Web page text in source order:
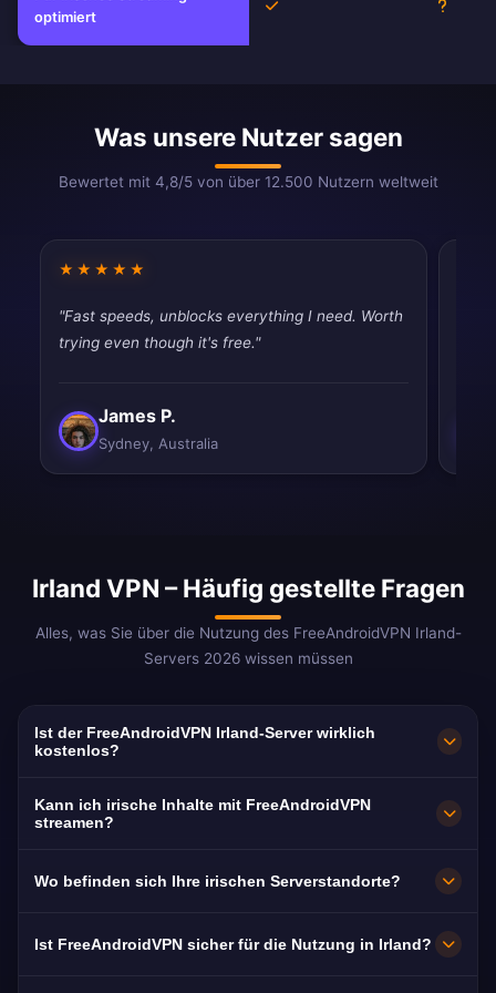
optimiert
Ja
Was unsere Nutzer sagen
Bewertet mit 4,8/5 von über 12.500 Nutzern weltweit
★★★★★
"Fast speeds, unblocks everything I need. Worth
trying even though it's free."
James P.
Sydney, Australia
Irland VPN – Häufig gestellte Fragen
Alles, was Sie über die Nutzung des FreeAndroidVPN Irland-
Servers 2026 wissen müssen
Ist der FreeAndroidVPN Irland-Server wirklich
kostenlos?
Galway. Keine Kreditkarte, keine Registrierung.
irischen Serverstandorten ohne versteckte
Kann ich irische Inhalte mit FreeAndroidVPN
streamen?
sonst verfügbar sind. 10-Gbit/s-Server für
Wo befinden sich Ihre irischen Serverstandorte?
über 10-Gbit/s-Verbindungen. Der Dublin-
Ist FreeAndroidVPN sicher für die Nutzung in Irland?